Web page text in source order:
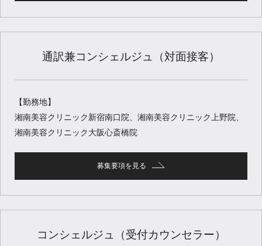
通訳兼コンシェルジュ（対面接客）
【勤務地】
湘南美容クリニック新宿南口院、湘南美容クリニック上野院、
湘南美容クリニック大阪心斎橋院
募集要項を見る
コンシェルジュ（受付カウンセラー）